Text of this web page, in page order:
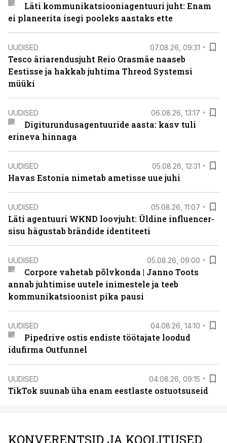
Läti kommunikatsiooniagentuuri juht: Enam
ei planeerita isegi pooleks aastaks ette
UUDISED 07.08.26, 09:31
Tesco äriarendusjuht Reio Orasmäe naaseb
Eestisse ja hakkab juhtima Threod Systemsi
müüki
UUDISED 06.08.26, 13:17
Digiturundusagentuuride aasta: kasv tuli
erineva hinnaga
UUDISED 05.08.26, 12:31
Havas Estonia nimetab ametisse uue juhi
UUDISED 05.08.26, 11:07
Läti agentuuri WKND loovjuht: Üldine influencer-
sisu hägustab brändide identiteeti
UUDISED 05.08.26, 09:00
Corpore vahetab põlvkonda | Janno Toots
annab juhtimise uutele inimestele ja teeb
kommunikatsioonist pika pausi
UUDISED 04.08.26, 14:10
Pipedrive ostis endiste töötajate loodud
idufirma Outfunnel
UUDISED 04.08.26, 09:15
TikTok suunab üha enam eestlaste ostuotsuseid
KONVERENTSID JA KOOLITUSED